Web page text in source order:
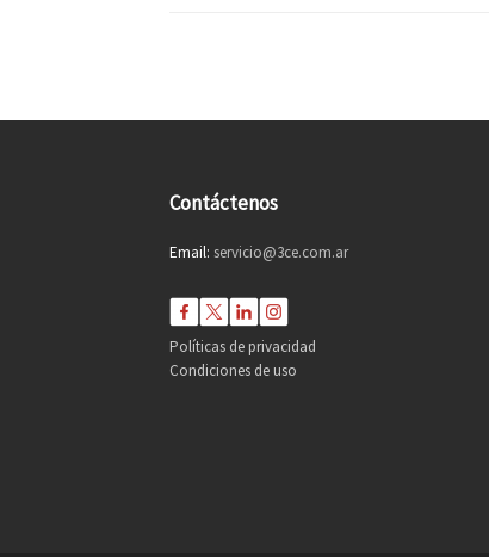
Contáctenos
Email: servicio@3ce.com.ar
Políticas de privacidad
Condiciones de uso